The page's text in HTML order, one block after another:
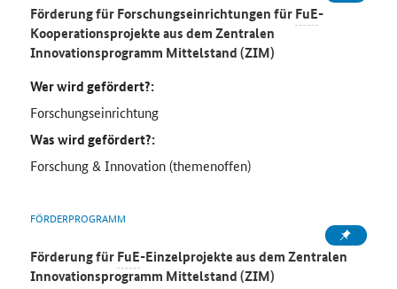
Förderung für Forschungseinrichtungen fürFuE-
Kooperationsprojekte aus dem Zentralen
Innovationsprogramm Mittelstand (ZIM)
Wer wird gefördert?:
Forschungseinrichtung
Was wird gefördert?:
Forschung & Innovation (themenoffen)
FÖRDERPROGRAMM
Förderung fürFuE-Einzelprojekte aus dem Zentralen
Innovationsprogramm Mittelstand (ZIM)